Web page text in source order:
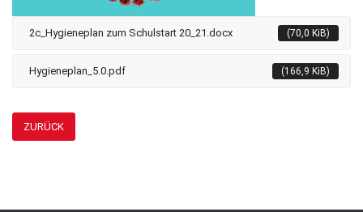
2c_Hygieneplan zum Schulstart 20_21.docx (70,0 KiB)
Hygieneplan_5.0.pdf (166,9 KiB)
ZURÜCK